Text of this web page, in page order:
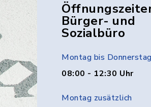
Bürger- und
Sozialbüro
Montag bis Donnerstag
08:00 - 12:30 Uhr
Montag zusätzlich